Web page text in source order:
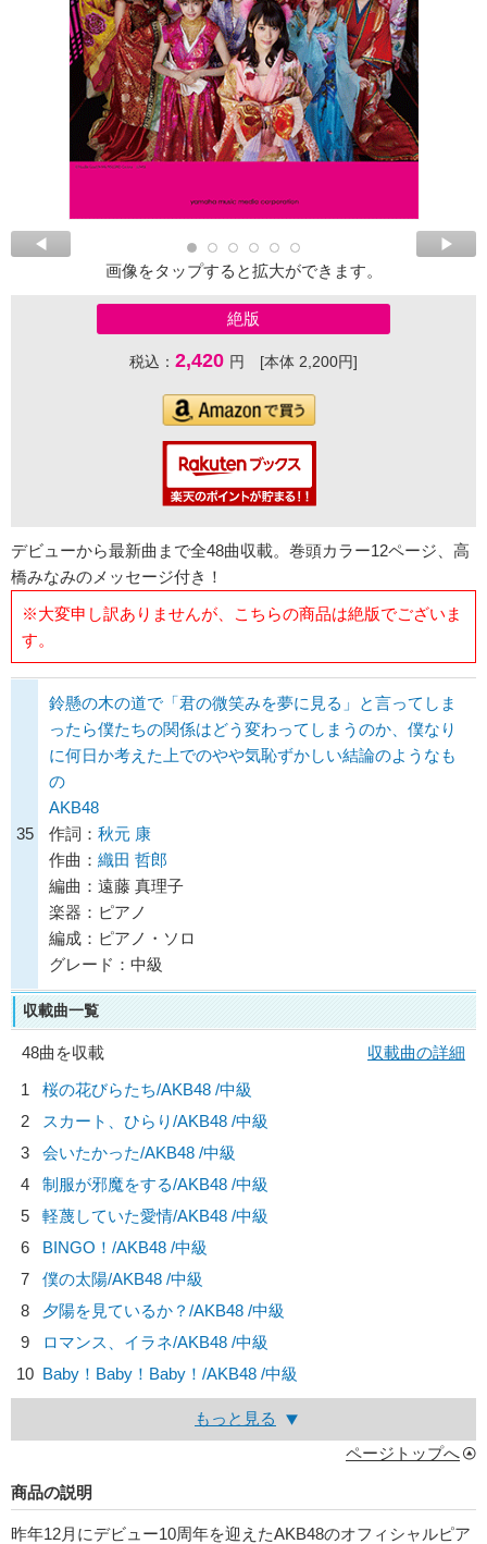
画像をタップすると拡大ができます。
絶版
税込： 2,420 円 [本体 2,200円]
デビューから最新曲まで全48曲収載。巻頭カラー12ページ、高
橋みなみのメッセージ付き！
※大変申し訳ありませんが、こちらの商品は絶版でございま
す。
35
鈴懸の木の道で「君の微笑みを夢に見る」と言ってしま
ったら僕たちの関係はどう変わってしまうのか、僕なり
に何日か考えた上でのやや気恥ずかしい結論のようなも
の
AKB48
作詞： 秋元 康
作曲： 織田 哲郎
編曲：遠藤 真理子
楽器：ピアノ
編成：ピアノ・ソロ
グレード：中級
収載曲一覧
48曲を収載
収載曲の詳細
1
桜の花びらたち/AKB48 /中級
2
スカート、ひらり/AKB48 /中級
3
会いたかった/AKB48 /中級
4
制服が邪魔をする/AKB48 /中級
5
軽蔑していた愛情/AKB48 /中級
6
BINGO！/AKB48 /中級
7
僕の太陽/AKB48 /中級
8
夕陽を見ているか？/AKB48 /中級
9
ロマンス、イラネ/AKB48 /中級
10 Baby！Baby！Baby！/AKB48 /中級
もっと見る
ページトップへ
商品の説明
昨年12月にデビュー10周年を迎えたAKB48のオフィシャルピア